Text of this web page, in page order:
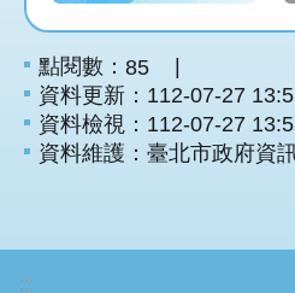
點閱數： 85
資料更新：112-07-27
資料檢視：112-07-27
資料維護：臺北市政府資
:::